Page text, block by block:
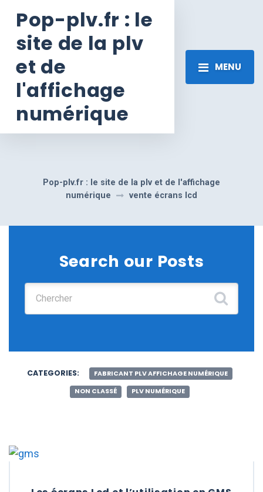
Pop-plv.fr : le
site de la plv
et de
l'affichage
numérique
MENU
Pop-plv.fr : le site de la plv et de l'affichage
numérique
vente écrans lcd
Search our Posts
CATEGORIES: FABRICANT PLV AFFICHAGE NUMÉRIQUE
NON CLASSÉ PLV NUMÉRIQUE